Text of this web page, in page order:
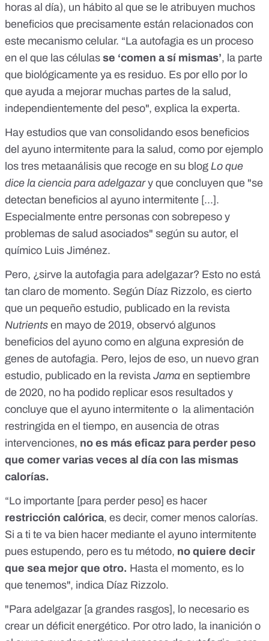
horas al día), un hábito al que se le atribuyen muchos
beneficios que precisamente están relacionados con
este mecanismo celular. “La autofagia es un proceso
en el que las células se ‘comen a sí mismas’, la parte
que biológicamente ya es residuo. Es por ello por lo
que ayuda a mejorar muchas partes de la salud,
independientemente del peso", explica la experta.
Hay estudios que van consolidando esos beneficios
del ayuno intermitente para la salud, como por ejemplo
los tres metaanálisis que recoge en su blog Lo que
dice la ciencia para adelgazary que concluyen que "se
detectan beneficios al ayuno intermitente [...].
Especialmente entre personas con sobrepeso y
problemas de salud asociados" según su autor, el
químico Luis Jiménez.
Pero, ¿sirve la autofagia para adelgazar? Esto no está
tan claro de momento. Según Díaz Rizzolo, es cierto
que un pequeño estudio, publicado en la revista
Nutrients en mayo de 2019, observó algunos
beneficios del ayuno como en alguna expresión de
genes de autofagia. Pero, lejos de eso, un nuevo gran
estudio, publicado en la revista Jama en septiembre
de 2020, no ha podido replicar esos resultados y
concluye que el ayuno intermitente o la alimentación
restringida en el tiempo, en ausencia de otras
intervenciones, no es más eficaz para perder peso
que comer varias veces al día con las mismas
calorías.
“Lo importante [para perder peso] es hacer
restricción calórica, es decir, comer menos calorías.
Si a ti te va bien hacer mediante el ayuno intermitente
pues estupendo, pero es tu método, no quiere decir
que sea mejor que otro. Hasta el momento, es lo
que tenemos", indica Díaz Rizzolo.
"Para adelgazar [a grandes rasgos], lo necesario es
crear un déficit energético. Por otro lado, la inanición o